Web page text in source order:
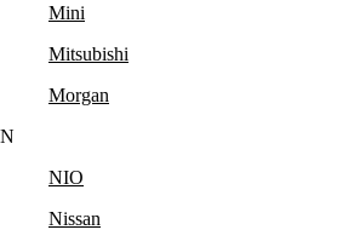
Mini
Mitsubishi
Morgan
N
NIO
Nissan